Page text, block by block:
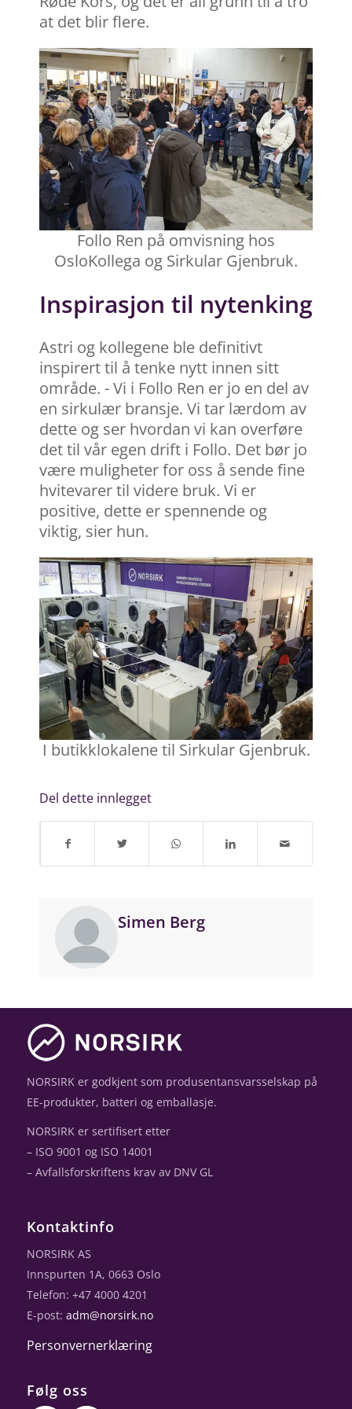
at det blir flere.
Follo Ren på omvisning hos
OsloKollega og Sirkular Gjenbruk.
Inspirasjon til nytenking
Astri og kollegene ble definitivt
inspirert til å tenke nytt innen sitt
område. - Vi i Follo Ren er jo en del av
en sirkulær bransje. Vi tar lærdom av
dette og ser hvordan vi kan overføre
det til vår egen drift i Follo. Det bør jo
være muligheter for oss å sende fine
hvitevarer til videre bruk. Vi er
positive, dette er spennende og
viktig, sier hun.
I butikklokalene til Sirkular Gjenbruk.
Del dette innlegget
Simen Berg
NORSIRK er godkjent som produsentansvarsselskap på
EE-produkter, batteri og emballasje.
NORSIRK er sertifisert etter
– ISO 9001 og ISO 14001
– Avfallsforskriftens krav av DNV GL
Kontaktinfo
NORSIRK AS
Innspurten 1A, 0663 Oslo
Telefon: +47 4000 4201
E-post: adm@norsirk.no
Personvernerklæring
Følg oss